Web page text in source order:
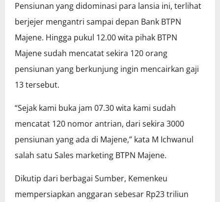
Pensiunan yang didominasi para lansia ini, terlihat
berjejer mengantri sampai depan Bank BTPN
Majene. Hingga pukul 12.00 wita pihak BTPN
Majene sudah mencatat sekira 120 orang
pensiunan yang berkunjung ingin mencairkan gaji
13 tersebut.
“Sejak kami buka jam 07.30 wita kami sudah
mencatat 120 nomor antrian, dari sekira 3000
pensiunan yang ada di Majene,” kata M Ichwanul
salah satu Sales marketing BTPN Majene.
Dikutip dari berbagai Sumber, Kemenkeu
mempersiapkan anggaran sebesar Rp23 triliun